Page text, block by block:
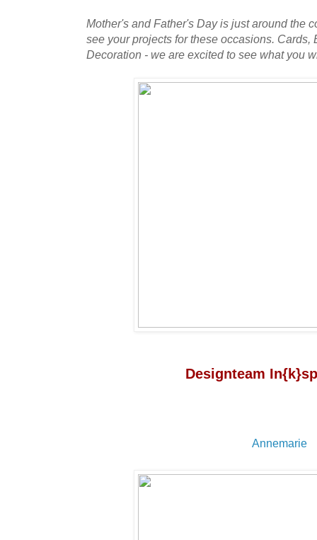
Mother's and Father's Day is just around the
see your projects for these occasions. Cards,
Decoration - we are excited to see what you
Designteam
Annemarie